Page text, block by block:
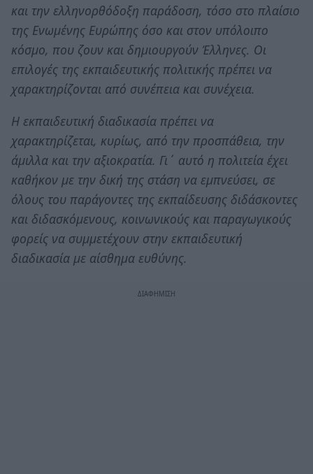
και την ελληνορθόδοξη παράδοση, τόσο στο πλαίσιο
της Ενωμένης Ευρώπης όσο και στον υπόλοιπο
κόσμο, που ζουν και δημιουργούν Έλληνες. Οι
επιλογές της εκπαιδευτικής πολιτικής πρέπει να
χαρακτηρίζονται από συνέπεια και συνέχεια.
Η εκπαιδευτική διαδικασία πρέπει να
χαρακτηρίζεται, κυρίως, από την προσπάθεια, την
άμιλλα και την αξιοκρατία. Γι΄ αυτό η πολιτεία έχει
καθήκον με την δική της στάση να εμπνεύσει, σε
όλους του παράγοντες της εκπαίδευσης διδάσκοντες
και διδασκόμενους, κοινωνικούς και παραγωγικούς
φορείς να συμμετέχουν στην εκπαιδευτική
διαδικασία με αίσθημα ευθύνης.